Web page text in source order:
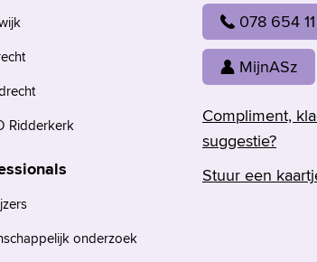
078 654 11
MijnASz
Compliment,
suggestie?
Stuur een
Ridderkerk
onderzoek